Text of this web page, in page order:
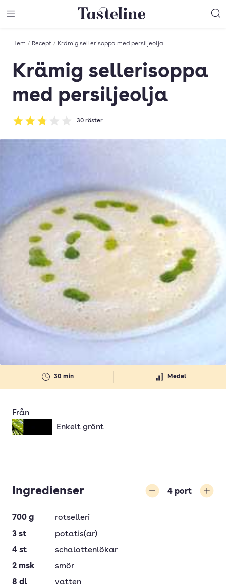
Till Tastelines startsida
Hem / Recept / Krämig sellerisoppa med persiljeolja
Krämig sellerisoppa
med persiljeolja
Betyg: 2.77 av 5
30 röster
30 min Medel
Från
Enkelt grönt
Ingredienser 4 port
700 g
rotselleri
3 st
potatis(ar)
4 st
schalottenlökar
2 msk
smör
8 dl
vatten